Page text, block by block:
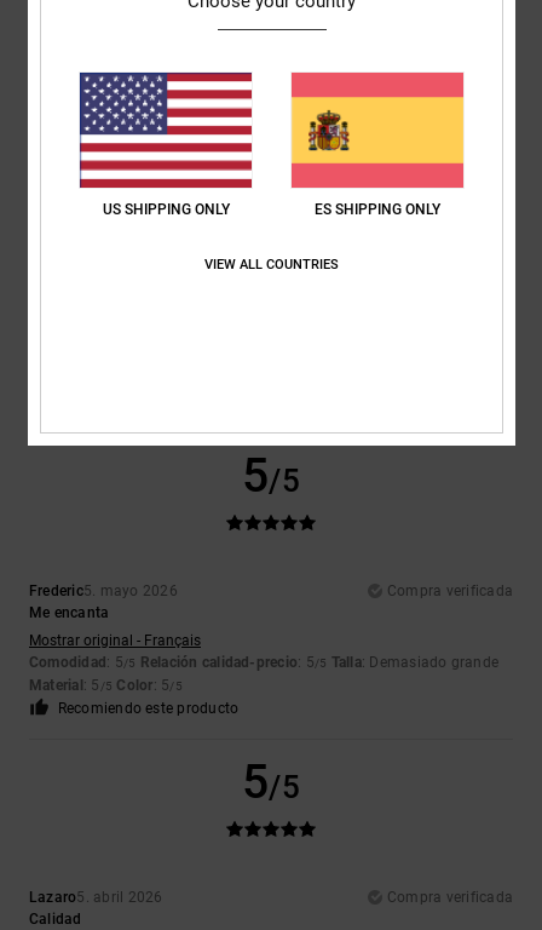
Comodidad
5.0
Relación calidad-precio
Demasiado grande
5/5
Frederic5. mayo 2026
Compra verificada
Me encanta
Mostrar original - Français
Comodidad : 5/5 Relación calidad-precio: 5/5 Talla: Demasiado grande
Material : 5 /5 Color: 5/5
Recomiendo este producto
5/5
Lazaro5. abril 2026
Compra verificada
Calidad
US SHIPPING ONLY ES SHIPPING ONLY
VIEW ALL COUNTRIES